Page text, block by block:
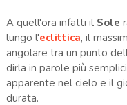
A quell'ora infatti il Sole
lungo l'eclittica, il
angolare tra un punto
dirla in parole più
apparente nel cielo e il
durata.